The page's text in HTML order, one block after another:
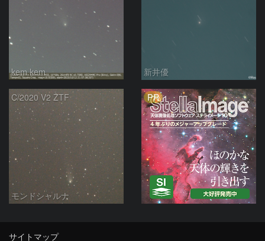
kem.kem 新井優
C/2020 V2 ZTF
モンドシャルナ
PR
サイトマップ